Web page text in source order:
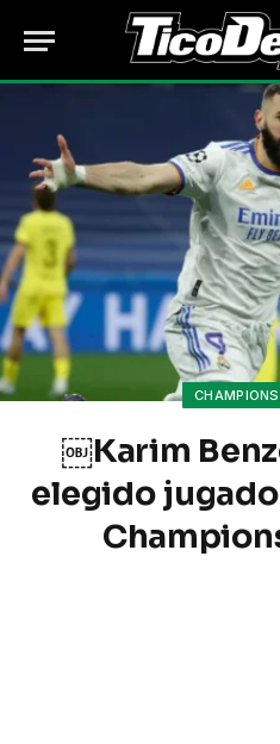
￼Karim
elegido